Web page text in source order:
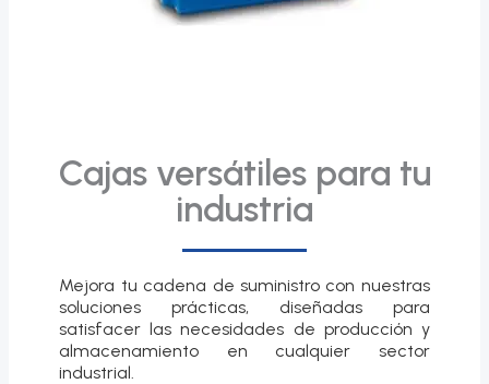
Cajas versátiles para tu
industria
Mejora tu cadena de suministro con nuestras
soluciones prácticas, diseñadas para
satisfacer las necesidades de producción y
almacenamiento en cualquier sector
industrial.